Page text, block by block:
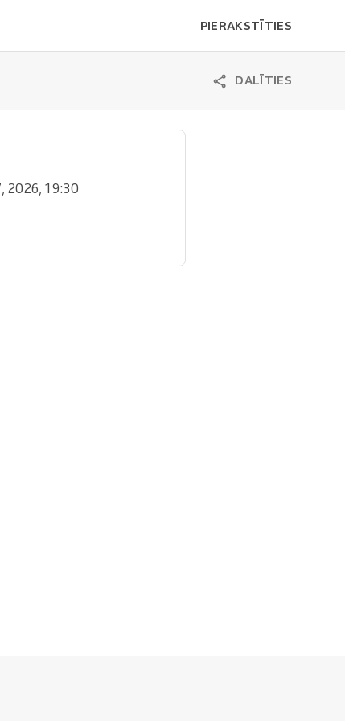
PIERAKSTĪTIES
DALĪTIES
2026, 19:30